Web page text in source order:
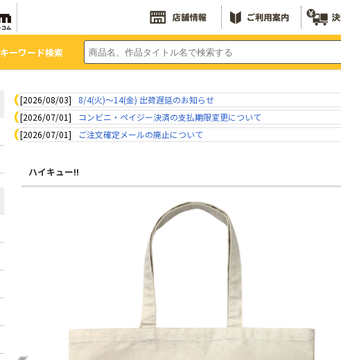
キーワード検索
[2026/08/03]
8/4(火)～14(金) 出荷遅延のお知らせ
[2026/07/01]
コンビニ・ペイジー決済の支払期限変更について
[2026/07/01]
ご注文確定メールの廃止について
ハイキュー!!